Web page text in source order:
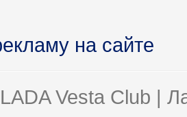
на сайте
Vesta Club |